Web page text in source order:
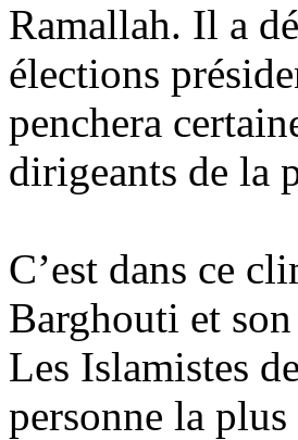
Ramallah. Il a
élections
penchera
dirigeants de la
C’est dans ce
Barghouti et
Les Islamistes
personne la